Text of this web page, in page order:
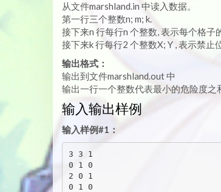
从文件marshland.in 中读入数据。
第一行三个整数n; m; k.
接下来n 行每行n 个整数, 表示每个格
接下来k 行每行2 个整数X; Y , 表示禁
输出格式：
输出到文件marshland.out 中
输出一行一个整数代表最小的危险度之
输入输出样例
输入样例#1：
3 3 1
0 1 0
2 0 1
0 1 0